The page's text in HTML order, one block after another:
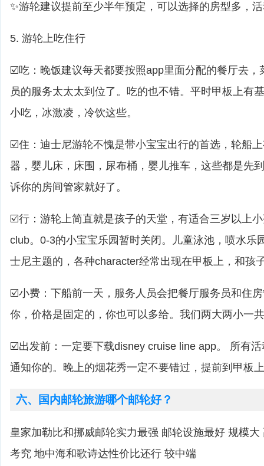
✨游轮建议提前至少半年预定，可以选择的房型多，
5. 游轮上吃住行
☑️吃：晚饭建议每天都要按照app里面分配的餐厅去，
员的服务太太太到位了。吃的也不错。平时甲板上有
小吃，冰激凌，冷饮这些。
☑️住：迪士尼游轮不愧是带小宝宝出行的首选，轮船
器，婴儿床，床围，尿布桶，婴儿推车，这些都是先
诉你的房间管家就好了。
☑️行：游轮上简直就是孩子的天堂，有适合三岁以上
club。0-3的小宝宝乐园暂时关闭。儿童泳池，喷水乐
士尼主题的，各种character经常出现在甲板上，和孩
☑️小费：下船前一天，服务人员会把餐厅服务员和住
你，价格是固定的，你也可以多给。我们两大两小一
☑️出发前：一定要下载disney cruise line app。 所有
通知你的。晚上的烟花秀一定不要错过，提前到甲板
六、国内邮轮旅游哪个邮轮好？
皇家加勒比和挪威邮轮实力最强 邮轮设施最好 规模
考究 地中海和歌诗达性价比还行 较中端